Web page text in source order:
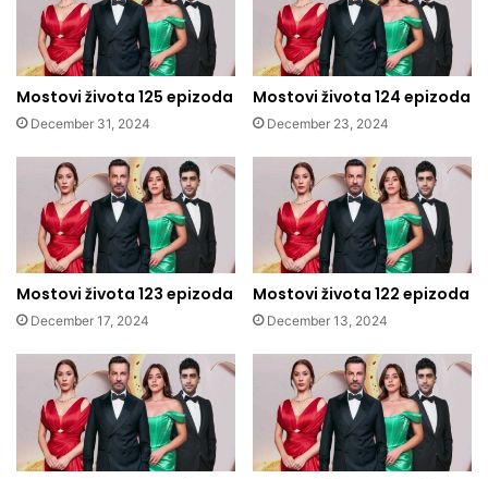
Mostovi života 125 epizoda
December 31, 2024
Mostovi života 124 epizoda
December 23, 2024
Mostovi života 123 epizoda
December 17, 2024
Mostovi života 122 epizoda
December 13, 2024